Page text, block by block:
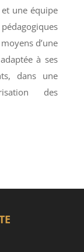
une équipe
d’une
à ses
dans une
des